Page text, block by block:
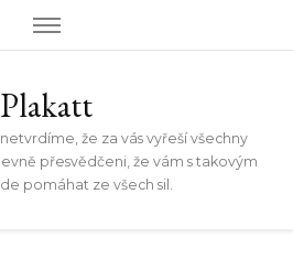
Plakatt
že za vás vyřeší všechny
přesvědčeni, že vám s takovým
pomáhat ze všech sil.